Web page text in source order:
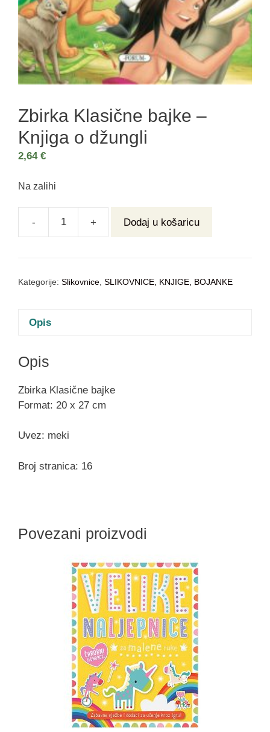
Zbirka Klasične bajke –
Knjiga o džungli
2,64 €
Na zalihi
- + Dodaj u košaricu
Kategorije: Slikovnice, SLIKOVNICE, KNJIGE, BOJANKE
Opis
Opis
Zbirka Klasične bajke
Format: 20 x 27 cm
Uvez: meki
Broj stranica: 16
Povezani proizvodi